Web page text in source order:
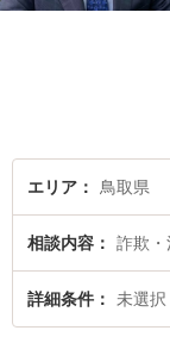
エリア 鳥取県
相談内容 詐欺
詳細条件 未選択